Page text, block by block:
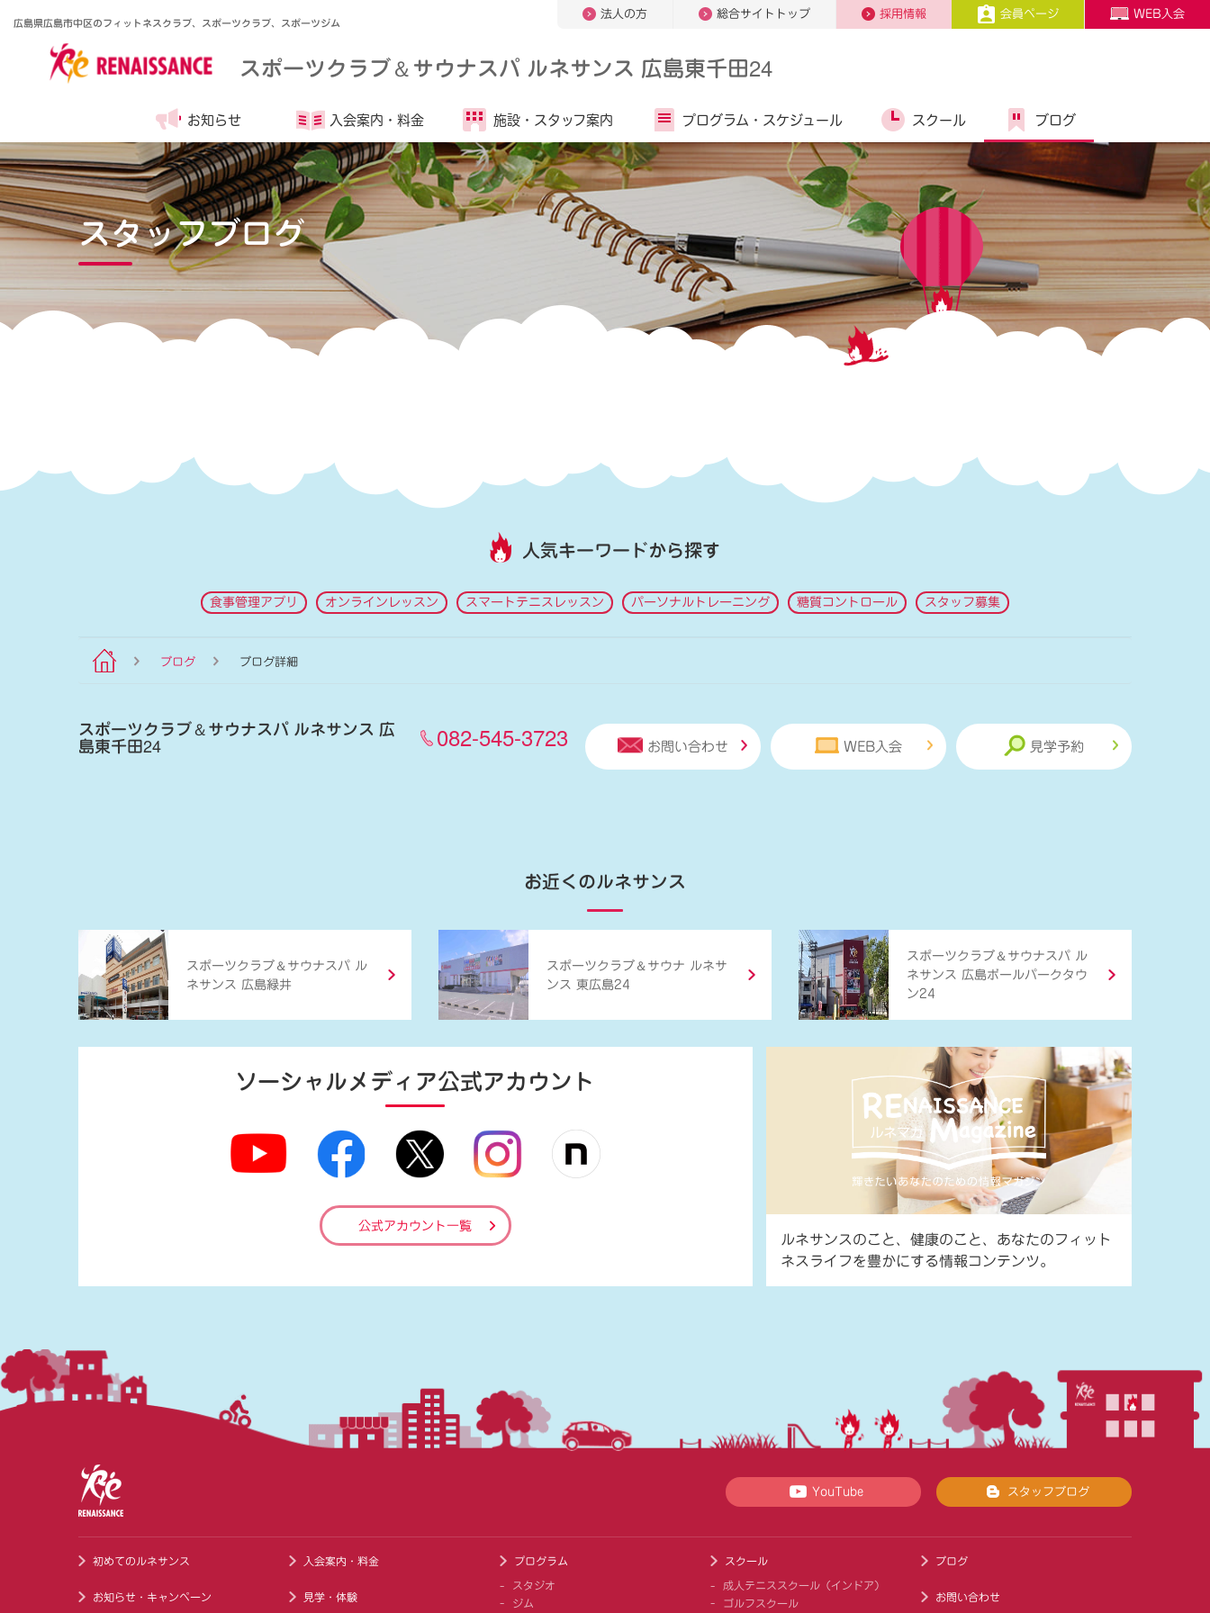
広島県広島市中区のフィットネスクラブ、スポーツクラブ、スポーツジム
法人の方 総合サイトトップ 採用情報 会員ページ WEB入会
スポーツクラブ＆サウナスパ ルネサンス 広島東千田24
お知らせ 入会案内・ 料金 施設・ スタッフ案内 プログラム・ スケジュール スクール ブログ
スタッフブログ
人気キーワードから探す
食事管理アプリ オンラインレッスン スマートテニスレッスン パーソナルトレーニング 糖質コントロール スタッフ募集
ブログ ブログ詳細
スポーツクラブ＆サウナスパ ルネサンス 広
島東千田24 082-545-3723 お問い合わせ WEB入会 見学予約
お近くのルネサンス
スポーツクラブ ＆ サウナスパ ル
ネサンス 広島緑井
スポーツクラブ ＆ サウナ ルネサ
ンス 東広島24
スポーツクラブ ＆ サウナスパ ル
ネサンス 広島ボールパークタウ
ン24
ソーシャルメディア公式アカウント
公式アカウント一覧
ルネサンスのこと、健康のこと、あなたのフィット
ネスライフを豊かにする情報コンテンツ。
YouTube スタッフブログ
初めてのルネサンス
お知らせ・キャンペーン
入会案内・料金
見学・体験
プログラム
スタジオ
ジム
スクール
成人テニススクール（インドア）
ゴルフスクール
ブログ
お問い合わせ